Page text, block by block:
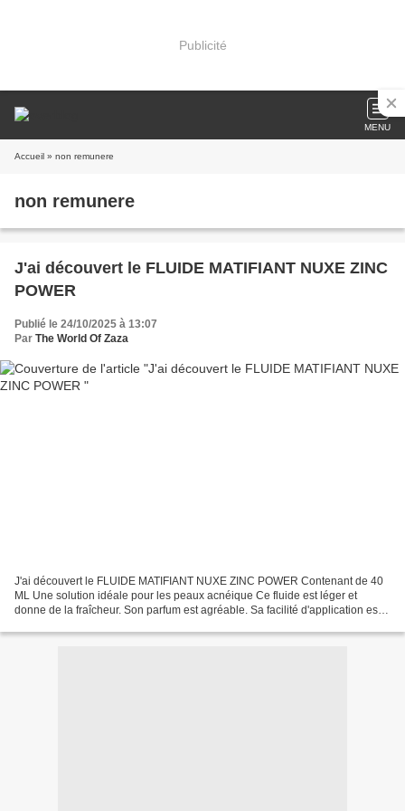
Publicité
MENU
Accueil » non remunere
non remunere
J'ai découvert le FLUIDE MATIFIANT NUXE ZINC
POWER
Publié le 24/10/2025 à 13:07
Par The World Of Zaza
J'ai découvert le FLUIDE MATIFIANT NUXE ZINC POWER Contenant de 40
ML Une solution idéale pour les peaux acnéique Ce fluide est léger et
donne de la fraîcheur. Son parfum est agréable. Sa facilité d'application est